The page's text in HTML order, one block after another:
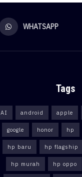
WHATSAPP
Tags
AI android apple
google honor hp
hp baru hp flagship
hp murah hp oppo